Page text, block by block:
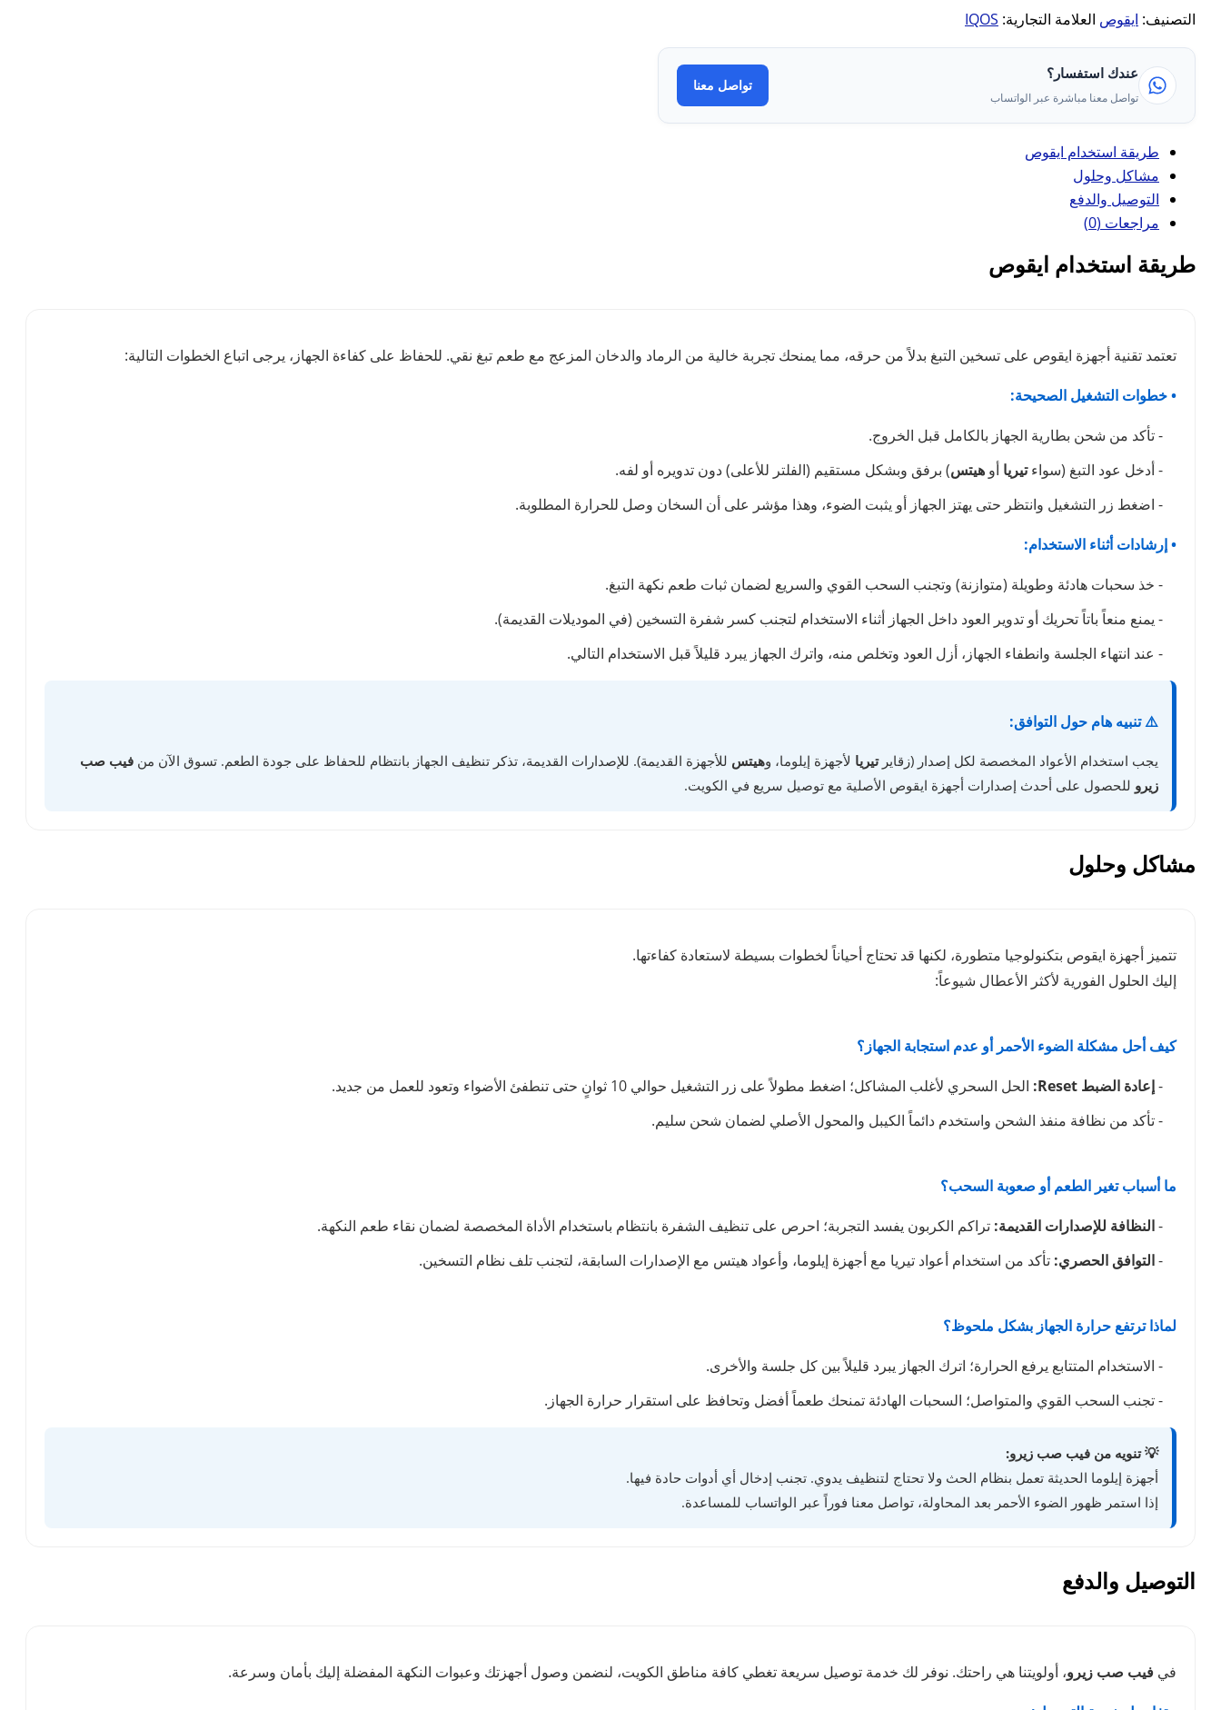
التصنيف: ايقوص العلامة التجارية: IQOS
عندك استفسار؟
تواصل معنا مباشرة عبر الواتساب
تواصل معنا
طريقة استخدام ايقوص
مشاكل وحلول
التوصيل والدفع
مراجعات (0)
طريقة استخدام ايقوص
تعتمد تقنية أجهزة ايقوص على تسخين التبغ بدلاً من حرقه، مما يمنحك تجربة خالية من الرماد والدخان المزعج مع طعم تبغ نقي. للحفاظ على كفاءة الجهاز، يرجى اتباع الخطوات التالية:
• خطوات التشغيل الصحيحة:
- تأكد من شحن بطارية الجهاز بالكامل قبل الخروج.
- أدخل عود التبغ (سواءتيريا أو هيتس) برفق وبشكل مستقيم (الفلتر للأعلى) دون تدويره أو لفه.
- اضغط زر التشغيل وانتظر حتى يهتز الجهاز أو يثبت الضوء، وهذا مؤشر على أن السخان وصل للحرارة المطلوبة.
• إرشادات أثناء الاستخدام:
- خذ سحبات هادئة وطويلة (متوازنة) وتجنب السحب القوي والسريع لضمان ثبات طعم نكهة التبغ.
- يمنع منعاً باتاً تحريك أو تدوير العود داخل الجهاز أثناء الاستخدام لتجنب كسر شفرة التسخين (في الموديلات القديمة).
- عند انتهاء الجلسة وانطفاء الجهاز، أزل العود وتخلص منه، واترك الجهاز يبرد قليلاً قبل الاستخدام التالي.
⚠️ تنبيه هام حول التوافق:
يجب استخدام الأعواد المخصصة لكل إصدار (زقايرتيريا لأجهزة إيلوما، وهيتس للأجهزة القديمة). للإصدارات القديمة، تذكر تنظيف الجهاز بانتظام للحفاظ على جودة الطعم. تسوق الآن من فيب صب
زيرو للحصول على أحدث إصدارات أجهزة ايقوص الأصلية مع توصيل سريع في الكويت.
مشاكل وحلول
تتميز أجهزة ايقوص بتكنولوجيا متطورة، لكنها قد تحتاج أحياناً لخطوات بسيطة لاستعادة كفاءتها.
إليك الحلول الفورية لأكثر الأعطال شيوعاً:
كيف أحل مشكلة الضوء الأحمر أو عدم استجابة الجهاز؟
-إعادة الضبط Reset:
الحل السحري لأغلب المشاكل؛ اضغط مطولاً على زر التشغيل حوالي 10 ثوانٍ حتى تنطفئ الأضواء وتعود للعمل من جديد.
- تأكد من نظافة منفذ الشحن واستخدم دائماً الكيبل والمحول الأصلي لضمان شحن سليم.
ما أسباب تغير الطعم أو صعوبة السحب؟
-النظافة للإصدارات القديمة: تراكم الكربون يفسد التجربة؛ احرص على تنظيف الشفرة بانتظام باستخدام الأداة المخصصة لضمان نقاء طعم النكهة.
-التوافق الحصري: تأكد من استخدام أعواد تيريا مع أجهزة إيلوما، وأعواد هيتس مع الإصدارات السابقة، لتجنب تلف نظام التسخين.
لماذا ترتفع حرارة الجهاز بشكل ملحوظ؟
- الاستخدام المتتابع يرفع الحرارة؛ اترك الجهاز يبرد قليلاً بين كل جلسة والأخرى.
- تجنب السحب القوي والمتواصل؛ السحبات الهادئة تمنحك طعماً أفضل وتحافظ على استقرار حرارة الجهاز.
💡 تنويه من فيب صب زيرو:
أجهزة إيلوما الحديثة تعمل بنظام الحث ولا تحتاج لتنظيف يدوي. تجنب إدخال أي أدوات حادة فيها.
إذا استمر ظهور الضوء الأحمر بعد المحاولة، تواصل معنا فوراً عبر الواتساب للمساعدة.
التوصيل والدفع
في فيب صب زيرو، أولويتنا هي راحتك. نوفر لك خدمة توصيل سريعة تغطي كافة مناطق الكويت، لنضمن وصول أجهزتك وعبوات النكهة المفضلة إليك بأمان وسرعة.